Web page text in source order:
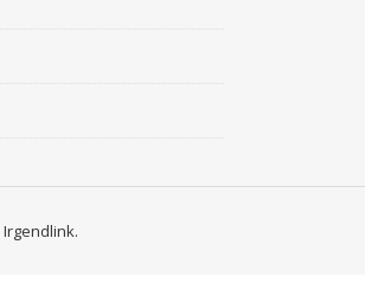
Irgendlink.